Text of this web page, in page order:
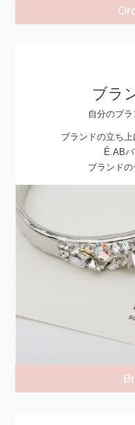
ブラ
自分のブ
ブランドの立ち
É.AB
ブランドの